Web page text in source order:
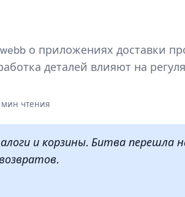
о приложениях доставки
деталей влияют на
мин чтения
и корзины. Битва перешла